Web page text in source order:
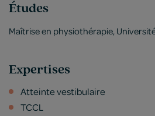
Études
Maîtrise en physiothérapie,
Expertises
Atteinte vestibulaire
TCCL